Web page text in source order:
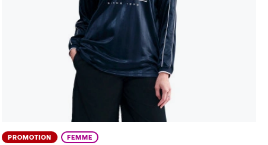
PROMOTION FEMME